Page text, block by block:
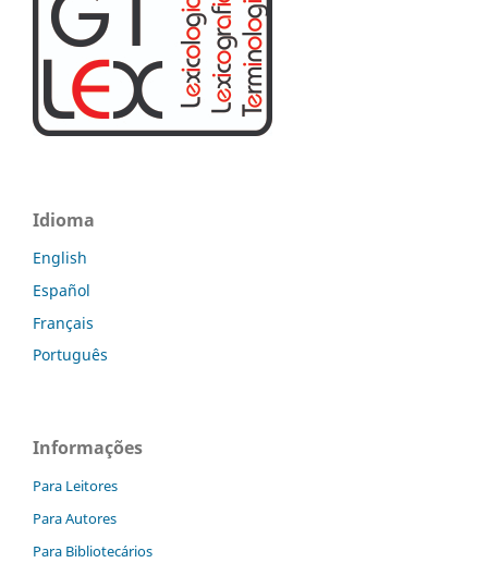
Idioma
English
Español
Français
Português
Informações
Para Leitores
Para Autores
Para Bibliotecários